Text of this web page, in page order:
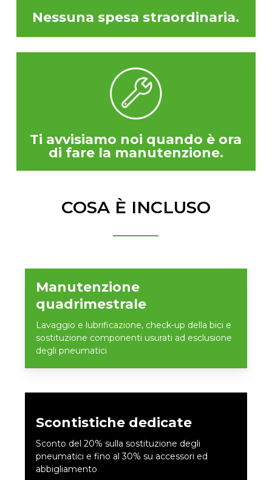
Nessuna spesa straordinaria.
Ti avvisiamo noi quando è ora
di fare la manutenzione.
COSA È INCLUSO
Manutenzione
quadrimestrale
Lavaggio e lubrificazione, check-up della bici e
sostituzione componenti usurati ad esclusione
degli pneumatici
Scontistiche dedicate
Sconto del 20% sulla sostituzione degli
pneumatici e fino al 30% su accessori ed
abbigliamento